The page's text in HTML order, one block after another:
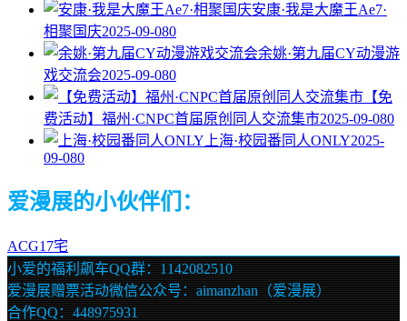
安康·我是大魔王Ae7·
相聚国庆2025-09-080
余姚·第九届CY动漫游
戏交流会2025-09-080
【免
费活动】福州·CNPC首届原创同人交流集市2025-09-080
上海·校园番同人ONLY2025-
09-080
爱漫展的小伙伴们：
ACG17宅
小爱的福利飙车QQ群：1142082510
爱漫展赠票活动微信公众号：aimanzhan（爱漫展）
合作QQ：448975931